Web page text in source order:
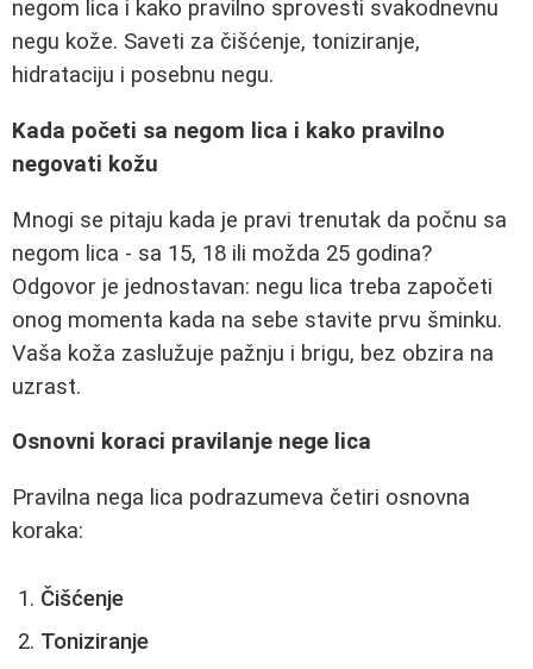
negom lica i kako pravilno sprovesti svakodnevnu
negu kože. Saveti za čišćenje, toniziranje,
hidrataciju i posebnu negu.
Kada početi sa negom lica i kako pravilno
negovati kožu
Mnogi se pitaju kada je pravi trenutak da počnu sa
negom lica - sa 15, 18 ili možda 25 godina?
Odgovor je jednostavan: negu lica treba započeti
onog momenta kada na sebe stavite prvu šminku.
Vaša koža zaslužuje pažnju i brigu, bez obzira na
uzrast.
Osnovni koraci pravilanje nege lica
Pravilna nega lica podrazumeva četiri osnovna
koraka:
Čišćenje
Toniziranje